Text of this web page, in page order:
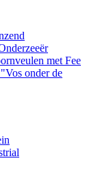
met Fee
onder de